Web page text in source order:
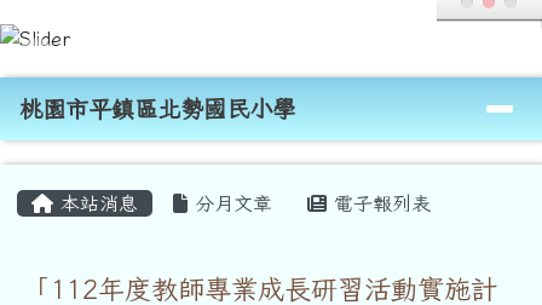
跳至主內容區
桃園市平鎮區北勢國民小學
導覽列
桃園市平鎮區北勢國民小學
本站消息 分月文章 電子報列表
「112年度教師專業成長研習活動實施計